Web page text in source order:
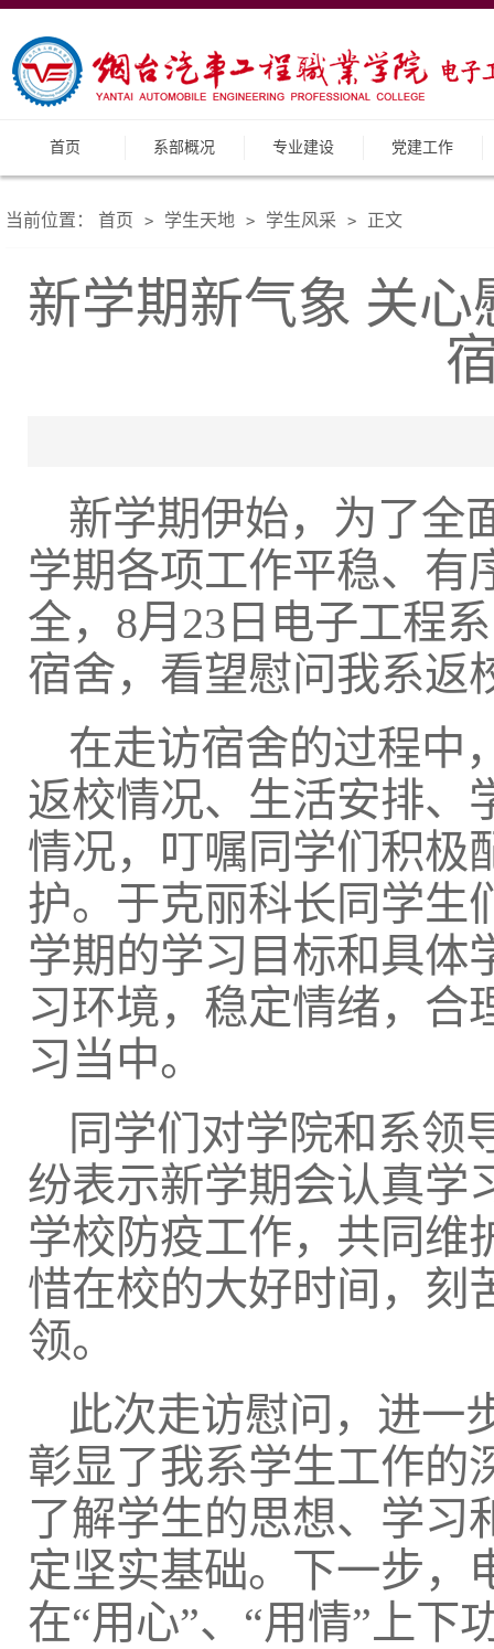
首页 系部概况 专业建设 党建工作
当前位置： 首页 > 学生天地 > 学生风采 > 正文
新学期新气象 关
新学期伊始，为了全
学期各项工作平稳、有
全，8月23日电子工程
宿舍，看望慰问我系返
在走访宿舍的过程中
返校情况、生活安排、
情况，叮嘱同学们积极
护。于克丽科长同学生
学期的学习目标和具体
习环境，稳定情绪，合
习当中。
同学们对学院和系领
纷表示新学期会认真学
学校防疫工作，共同维
惜在校的大好时间，刻
领。
此次走访慰问，进一
彰显了我系学生工作的
了解学生的思想、学习
定坚实基础。下一步，
在“用心”、“用情”上下